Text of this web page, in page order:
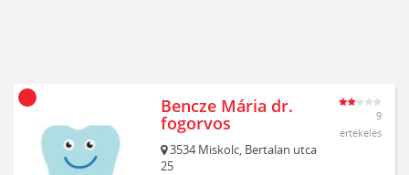
Bencze Mária dr.
fogorvos
3534 Miskolc, Bertalan utca
25
9
értékelés